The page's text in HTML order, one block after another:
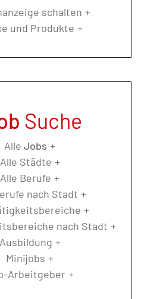
schalten
und Produkte
Suche
Alle Jobs
Alle Städte
Alle Berufe
nach Stadt
nach Stadt
Ausbildung
Minijobs
Arbeitgeber